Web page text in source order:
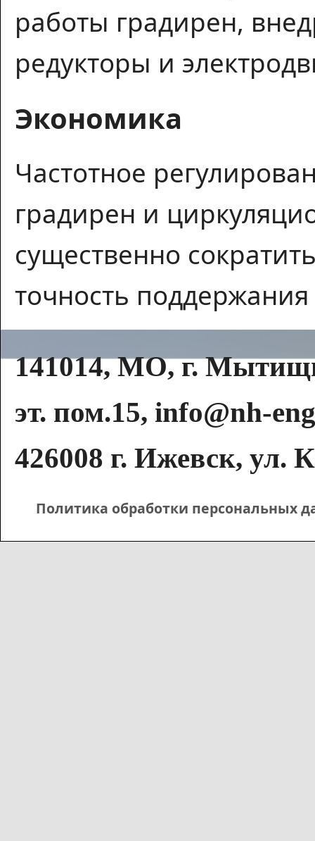
работы градирен,
редукторы и
Экономика
Частотное
градирен и
существенно
точность
141014, МО, г.
эт. пом.15, info@nh-
426008 г. Ижевск, ул.
Политика обработки персональных